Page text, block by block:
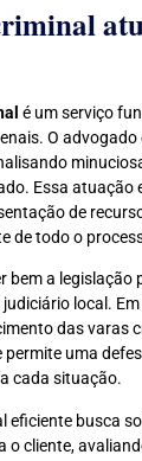
é um serviço
O
Essa atuação
de
de todo o
bem a legislação
local.
das varas
uma
cada situação.
eficiente busca
o cliente,